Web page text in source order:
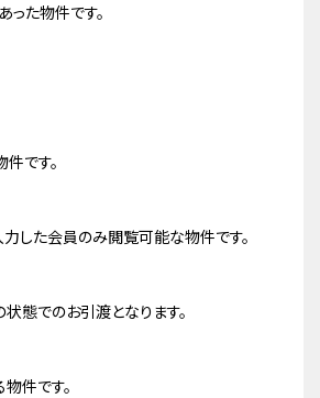
た物件です。
です。
した会員のみ閲覧可能な物件です。
態でのお引渡となります。
件です。